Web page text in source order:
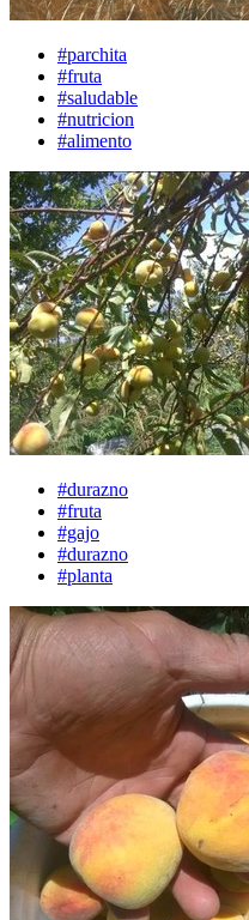
#parchita
#fruta
#saludable
#nutricion
#alimento
#durazno
#fruta
#gajo
#durazno
#planta